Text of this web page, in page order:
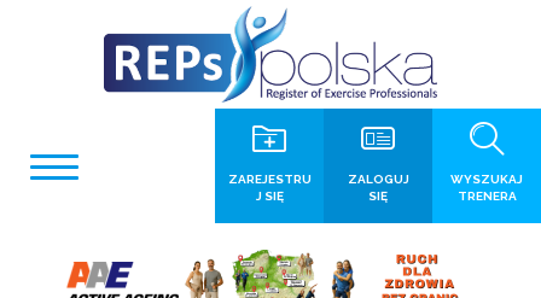
WYSZUKAJ
TRENERA
ZALOGUJ
SIĘ
ZAREJESTRU
J SIĘ